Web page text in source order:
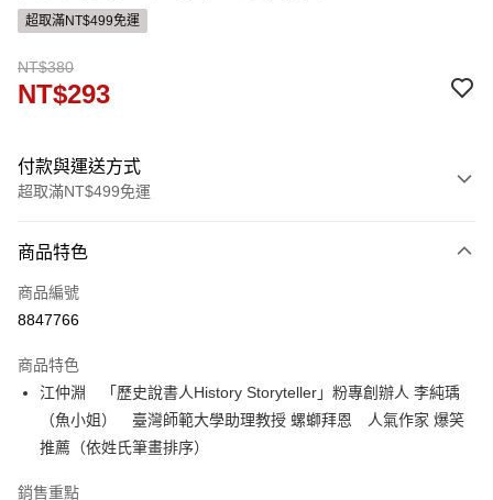
超取滿NT$499免運
NT$380
NT$293
付款與運送方式
超取滿NT$499免運
信用卡一次付款
ATM付款
運送方式
付款後全家取貨
每筆NT$60，滿NT$499(含以上)免運費
每筆NT$60，滿NT$499(含以上)免運費
商品特色
商品編號
8847766
商品特色
江仲淵 「歷史說書人History Storyteller」粉專創辦人 李純瑀
（魚小姐） 臺灣師範大學助理教授 螺螄拜恩 人氣作家 爆笑
推薦（依姓氏筆畫排序）
銷售重點